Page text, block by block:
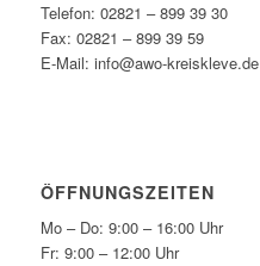
Telefon: 02821 – 899 39 30
Fax: 02821 – 899 39 59
E-Mail: info@awo-kreiskleve.de
ÖFFNUNGSZEITEN
Mo – Do: 9:00 – 16:00 Uhr
Fr: 9:00 – 12:00 Uhr